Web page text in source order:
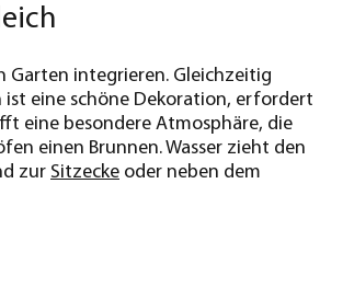
Garten integrieren. Gleichzeitig
ist eine schöne Dekoration, erfordert
eine besondere Atmosphäre, die
einen Brunnen. Wasser zieht den
zur Sitzecke oder neben dem